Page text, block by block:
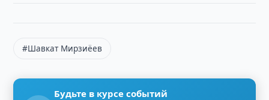
#Шавкат Мирзиёев
Будьте в курсе событий